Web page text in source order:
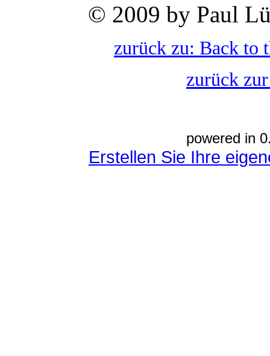
© 2009 by Paul
zurück zu: Back to
zurück
powered in
Erstellen Sie Ihre